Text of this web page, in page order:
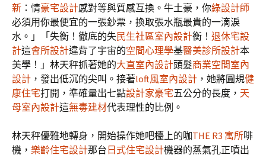
新 ：情豪宅設計感對等與質感互換。牛土豪，你綠設計師
必須用你最便宜的一張鈔票，換取張水瓶最貴的一滴淚
水。」「失衡！徹底的失民生社區室內設計衡！ 退休宅設
計這會所設計違背了宇宙的空間心理學基醫美診所設計本
美學！」林天秤抓著她的大直室內設計頭髮商業空間室內
設計 ，發出低沉的尖叫。接著loft風室內設計 ，她將圓規健
康住宅打開，準確量出七點設計家豪宅五公分的長度， 天
母室內設計這無毒建材代表理性的比例。
林天秤優雅地轉身，開始操作她吧檯上的咖THE R3 寓所啡
機， 樂齡住宅設計那台 日式住宅設計機器的蒸氣孔正噴出